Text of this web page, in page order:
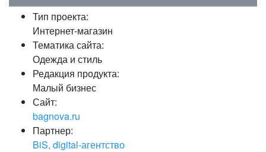
Запомнить меня на этом
Забыли свой пароль?
или войдите с помощью
Тип проекта:
Интернет-магазин
Тематика сайта:
Одежда и стиль
Редакция продукта:
Малый бизнес
Сайт:
bagnova.ru
Партнер:
BiS, digital-агентство